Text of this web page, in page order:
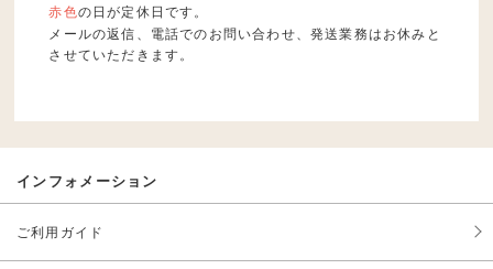
赤色の日が定休日です。
メールの返信、電話でのお問い合わせ、発送業務はお休みと
させていただきます。
インフォメーション
ご利用ガイド